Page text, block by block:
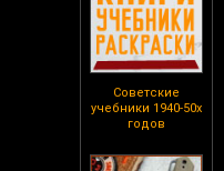
Советские
учебники 1940-50х
годов